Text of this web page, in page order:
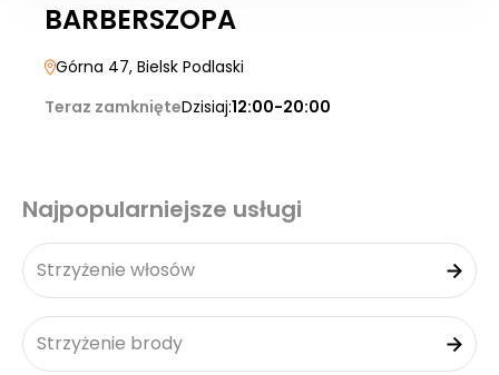
BARBERSZOPA
Górna 47, Bielsk Podlaski
Teraz zamknięteDzisiaj:12:00-20:00
Najpopularniejsze usługi
Strzyżenie włosów
Strzyżenie brody